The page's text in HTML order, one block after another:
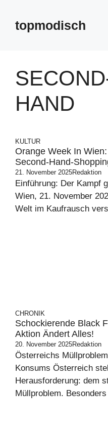
springentopmodisch
HAND
KULTUR
Orange Week In
Second-Hand-
21. November 2025Redaktion
Einführung: Der Kampf
Wien, 21. November
Welt im Kaufrausch
CHRONIK
Schockierende Black
Aktion Ändert Alles!
20. November 2025Redaktion
Österreichs
Konsums Österreich
Herausforderung: dem
Müllproblem.